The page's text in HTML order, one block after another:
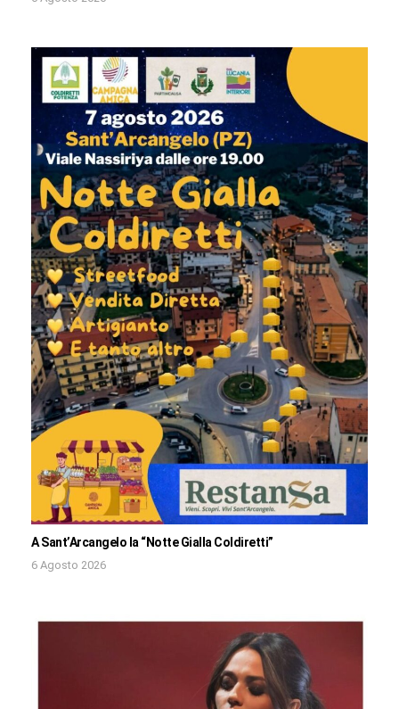
A Sant’Arcangelo la “Notte Gialla Coldiretti”
6 Agosto 2026